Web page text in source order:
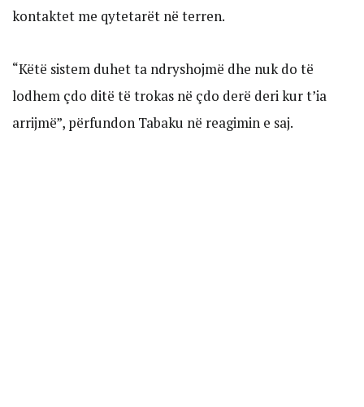
kontaktet me qytetarët në terren.
“Këtë sistem duhet ta ndryshojmë dhe nuk do të
lodhem çdo ditë të trokas në çdo derë deri kur t’ia
arrijmë”, përfundon Tabaku në reagimin e saj.